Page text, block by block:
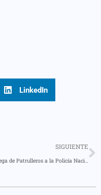
LinkedIn
SIGUIENTE
Entrega de Patrulleros a la Policía Nacional de Pastaza